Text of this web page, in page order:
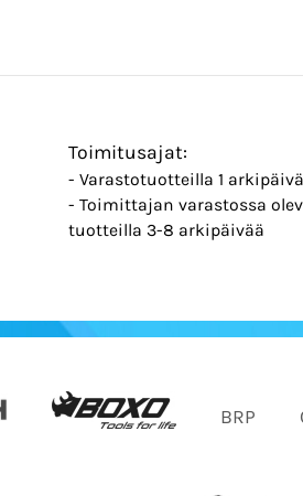
Toimitusajat:
- Varastotuotteilla 1
- Toimittajan varastossa
tuotteilla 3-8 arkipäivää
BRP